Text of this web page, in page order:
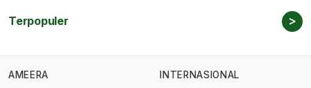
Terpopuler >
AMEERA
INTERNASIONAL